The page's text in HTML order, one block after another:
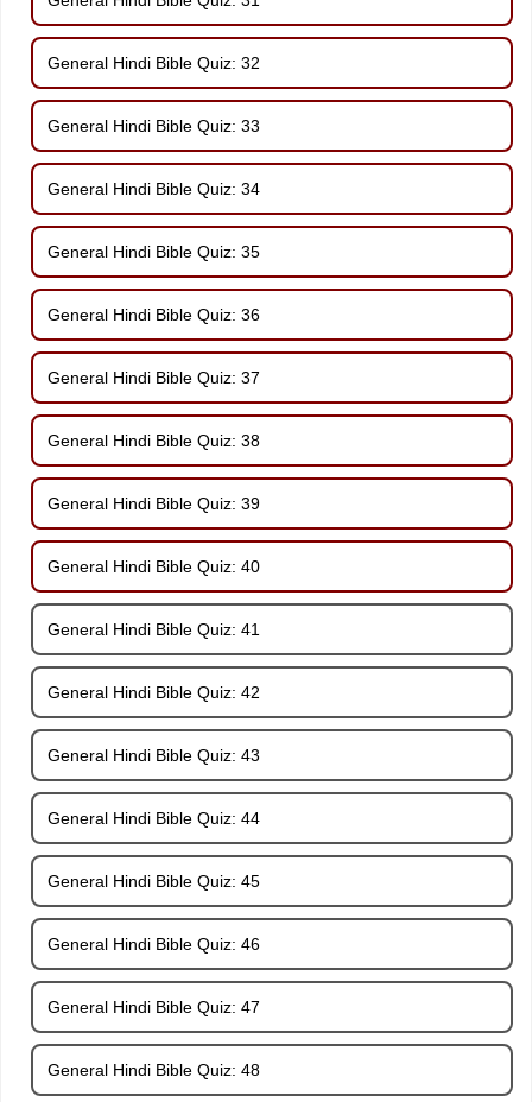
General Hindi Bible Quiz: 32
General Hindi Bible Quiz: 33
General Hindi Bible Quiz: 34
General Hindi Bible Quiz: 35
General Hindi Bible Quiz: 36
General Hindi Bible Quiz: 37
General Hindi Bible Quiz: 38
General Hindi Bible Quiz: 39
General Hindi Bible Quiz: 40
General Hindi Bible Quiz: 41
General Hindi Bible Quiz: 42
General Hindi Bible Quiz: 43
General Hindi Bible Quiz: 44
General Hindi Bible Quiz: 45
General Hindi Bible Quiz: 46
General Hindi Bible Quiz: 47
General Hindi Bible Quiz: 48